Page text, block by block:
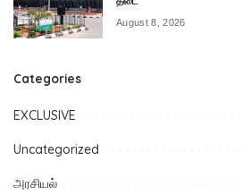
August 8, 2026
Categories
EXCLUSIVE
Uncategorized
அரசியல்